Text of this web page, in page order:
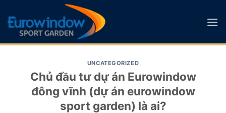
content
UNCATEGORIZED
Chủ đầu tư dự án Eurowindow
đông vĩnh (dự án eurowindow
sport garden) là ai?